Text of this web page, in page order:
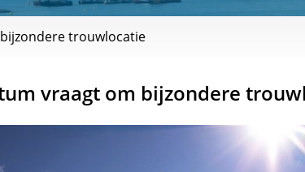
trouwlocatie
vraagt om bijzondere